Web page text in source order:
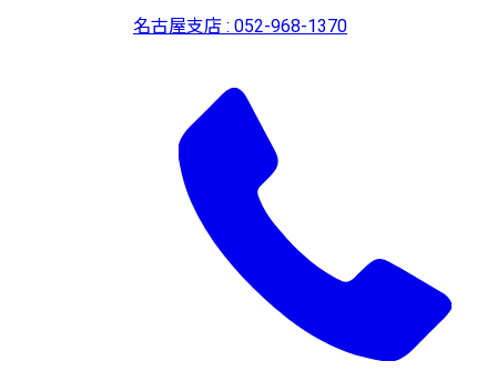
名古屋支店 : 052-968-1370